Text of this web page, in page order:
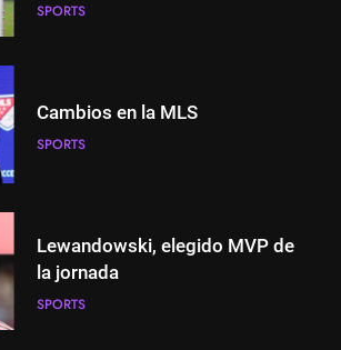
SPORTS
Cambios en la MLS
SPORTS
Lewandowski, elegido MVP de
la jornada
SPORTS